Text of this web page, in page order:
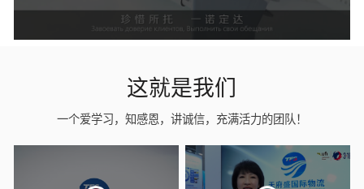
这就是我们
一个爱学习，知感恩，讲诚信，充满活力的团队！